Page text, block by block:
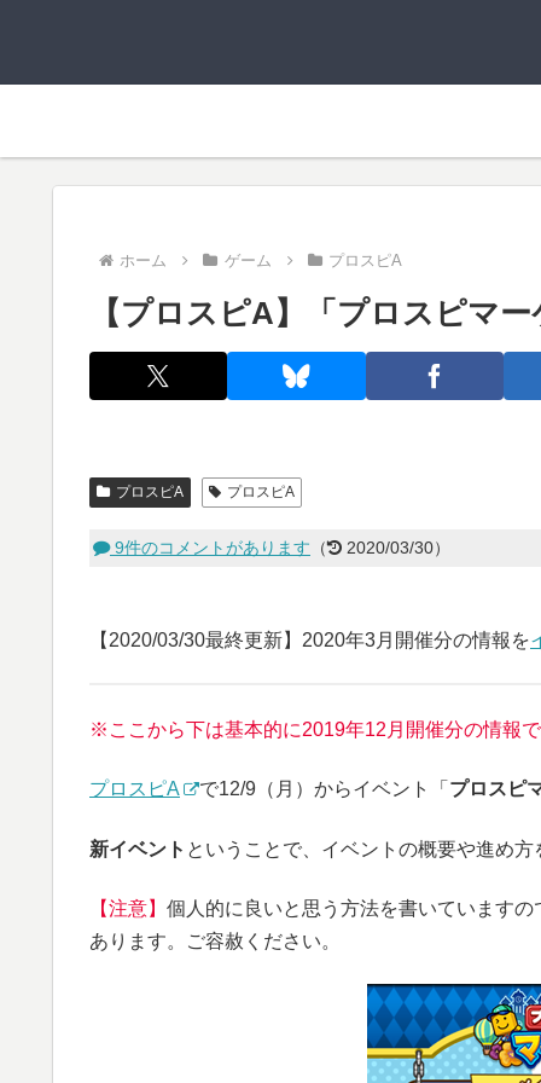
ホーム ゲーム プロスピA
【プロスピA】「プロスピマ
プロスピA プロスピA
9件のコメントがあります （ 2020/03/30）
【2020/03/30最終更新】2020年3月開催分の情報を
※ここから下は基本的に2019年12月開催分の情報
プロスピA で12/9（月）からイベント「 プロスピ
新イベント ということで、イベントの概要や進め
【注意】 個人的に良いと思う方法を書いています
あります。ご容赦ください。